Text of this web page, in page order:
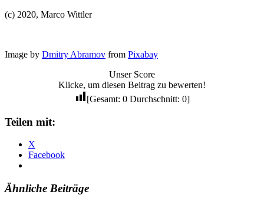
(c) 2020, Marco Wittler
Image by Dmitry Abramov from Pixabay
Unser Score
Klicke, um diesen Beitrag zu bewerten!
[Gesamt: 0Durchschnitt: 0]
Teilen mit:
X
Facebook
Ähnliche Beiträge